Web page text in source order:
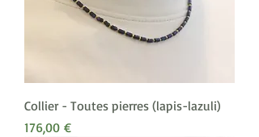
Collier - Toutes pierres (lapis-lazuli)
Prix
176,00 €